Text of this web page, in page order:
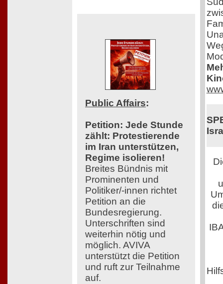
Public Affairs:
Petition: Jede Stunde
zählt: Protestierende
im Iran unterstützen,
Regime isolieren!
Breites Bündnis mit
Prominenten und
Politiker/-innen richtet
Petition an die
Bundesregierung.
Unterschriften sind
weiterhin nötig und
möglich. AVIVA
unterstützt die Petition
und ruft zur Teilnahme
auf.